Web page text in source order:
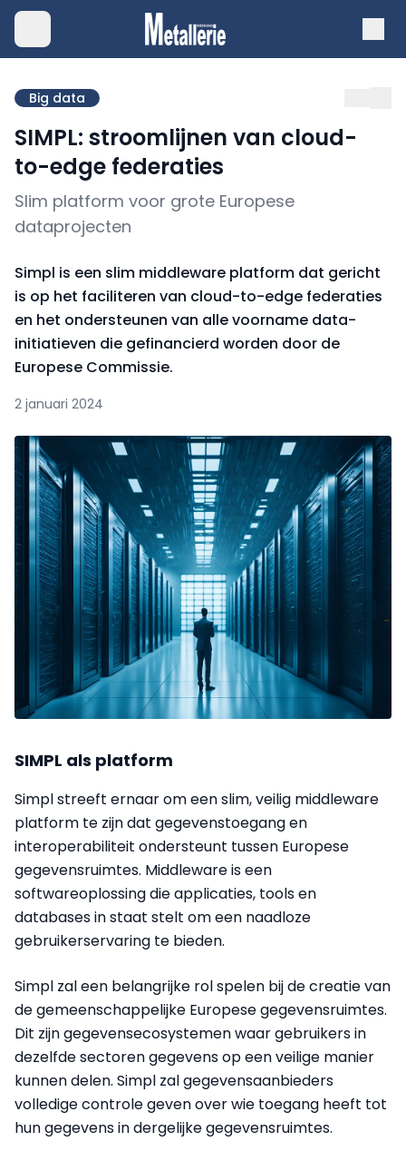
Big data
SIMPL: stroomlijnen van cloud-
to-edge federaties
Slim platform voor grote Europese
dataprojecten
Simpl is een slim middleware platform dat gericht
is op het faciliteren van cloud-to-edge federaties
en het ondersteunen van alle voorname data-
initiatieven die gefinancierd worden door de
Europese Commissie.
2 januari 2024
SIMPL als platform
Simpl streeft ernaar om een slim, veilig middleware
platform te zijn dat gegevenstoegang en
interoperabiliteit ondersteunt tussen Europese
gegevensruimtes. Middleware is een
softwareoplossing die applicaties, tools en
databases in staat stelt om een naadloze
gebruikerservaring te bieden.
Simpl zal een belangrijke rol spelen bij de creatie van
de gemeenschappelijke Europese gegevensruimtes.
Dit zijn gegevensecosystemen waar gebruikers in
dezelfde sectoren gegevens op een veilige manier
kunnen delen. Simpl zal gegevensaanbieders
volledige controle geven over wie toegang heeft tot
hun gegevens in dergelijke gegevensruimtes.